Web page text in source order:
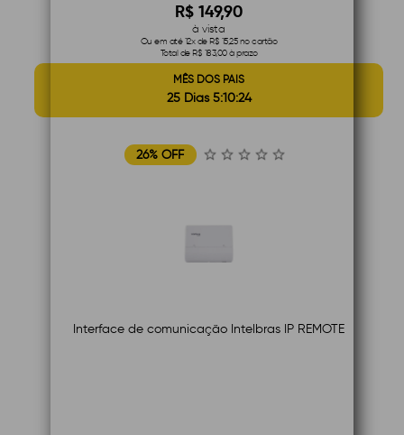
R$ 149,90
à vista
Ou em até 12x de R$ 15,25 no cartão
Total de R$ 183,00 à prazo
MÊS DOS PAIS
25 Dias 5:10:23
26% OFF
Interface de comunicação Intelbras IP REMOTE